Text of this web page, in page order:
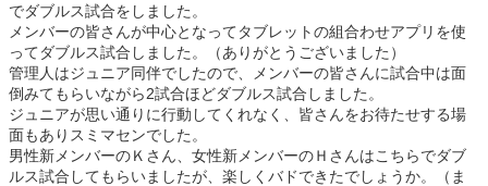
でダブルス試合をしました。
メンバーの皆さんが中心となってタブレットの組合わせアプリを使
ってダブルス試合しました。（ありがとうございました）
管理人はジュニア同伴でしたので、メンバーの皆さんに試合中は面
倒みてもらいながら2試合ほどダブルス試合しました。
ジュニアが思い通りに行動してくれなく、皆さんをお待たせする場
面もありスミマセンでした。
男性新メンバーのＫさん、女性新メンバーのＨさんはこちらでダブ
ルス試合してもらいましたが、楽しくバドできたでしょうか。（ま